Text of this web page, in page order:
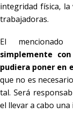
integridad física,
trabajadoras.
El
simplemente
pudiera poner en
que no es
tal. Será
el llevar a cabo una